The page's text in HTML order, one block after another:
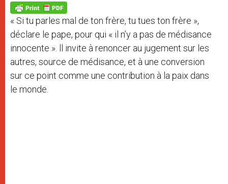
p
p
g
e
r
o
k
« Si tu parles mal de ton frère, tu tues ton frère »,
déclare le pape, pour qui « il n’y a pas de médisance
innocente ». ll invite à renoncer au jugement sur les
autres, source de médisance, et à une conversion
sur ce point comme une contribution à la paix dans
le monde.